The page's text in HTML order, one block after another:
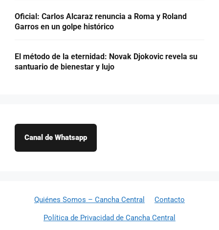
Oficial: Carlos Alcaraz renuncia a Roma y Roland
Garros en un golpe histórico
El método de la eternidad: Novak Djokovic revela su
santuario de bienestar y lujo
Canal de Whatsapp
Quiénes Somos – Cancha Central Contacto
Política de Privacidad de Cancha Central